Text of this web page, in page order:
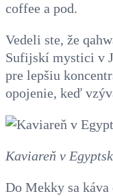
coffee a pod.
Vedeli ste, že
Sufijskí mystici v
pre lepšiu
opojenie, keď
Kaviareň v
Do Mekky sa káva